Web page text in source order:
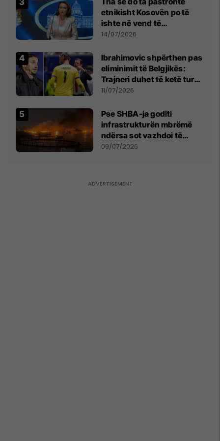
etnikisht Kosovën po të
ishte në vend të
Millosheviqit, Lëvizja e
kërkon shkarkimin e
menjëhershëm të
Snezhana Paunoviq
14/07/2026
Ibrahimovic shpërthen pas
eliminimit të Belgjikës:
Trajneri duhet të ketë turp,
ai lojtar se meritoi të luante
11/07/2026
Pse SHBA-ja goditi
infrastrukturën mbrëmë
ndërsa sot vazhdoi të
zmbrapsë sulmet iraniane
09/07/2026